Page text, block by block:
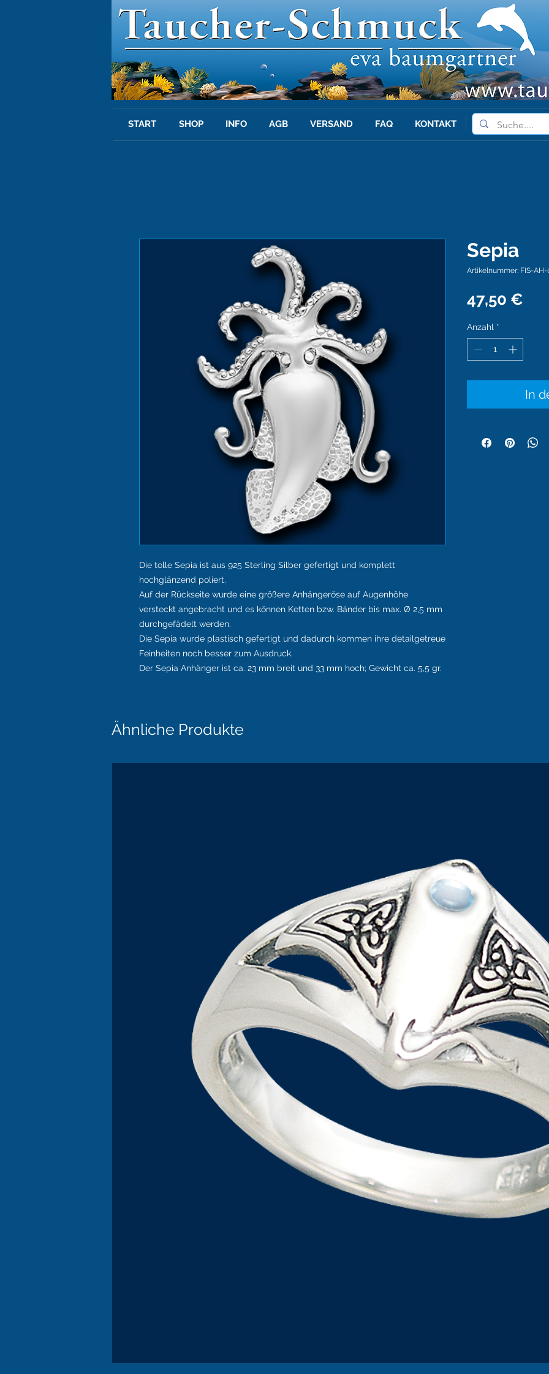
START SHOP INFO AGB VERSAND FAQ KONTAKT
Die tolle Sepia ist aus 925 Sterling Silber gefertigt und komplett
hochglänzend poliert.
Auf der Rückseite wurde eine größere Anhängeröse auf Augenhöhe
versteckt angebracht und es können Ketten bzw. Bänder bis max. Ø 2,5 mm
durchgefädelt werden.
Die Sepia wurde plastisch gefertigt und dadurch kommen ihre detailgetreue
Feinheiten noch besser zum Ausdruck.
Der Sepia Anhänger ist ca. 23 mm breit und 33 mm hoch; Gewicht ca. 5,5 gr.
Sepia
Artikelnummer: FIS-AH-
47,50 €
Anzahl *
In
Ähnliche Produkte